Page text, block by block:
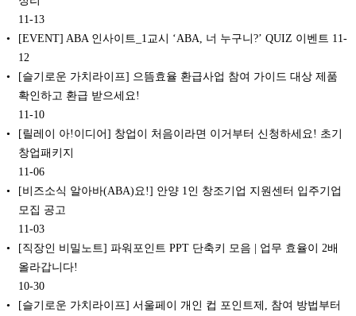
11-13
[EVENT] ABA 인사이트_1교시 ‘ABA, 너 누구니?’ QUIZ 이벤트 11-
12
[슬기로운 가치라이프] 으뜸효율 환급사업 참여 가이드 대상 제품
확인하고 환급 받으세요!
11-10
[릴레이 아!이디어] 창업이 처음이라면 이거부터 신청하세요! 초기
창업패키지
11-06
[비즈소식 알아바(ABA)요!] 안양 1인 창조기업 지원센터 입주기업
모집 공고
11-03
[직장인 비밀노트] 파워포인트 PPT 단축키 모음 | 업무 효율이 2배
올라갑니다!
10-30
[슬기로운 가치라이프] 서울페이 개인 컵 포인트제, 참여 방법부터